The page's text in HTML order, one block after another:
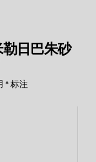
日巴朱砂
*标注